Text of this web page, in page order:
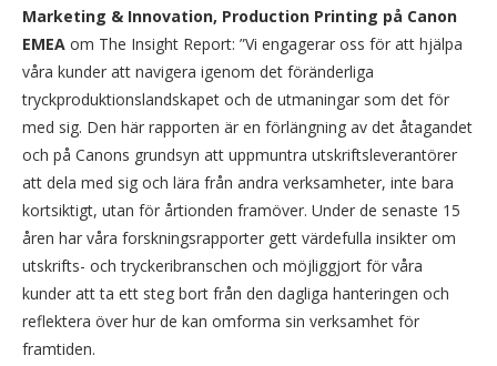
Marketing & Innovation, Production Printing på Canon
EMEA om The Insight Report: ”Vi engagerar oss för att hjälpa
våra kunder att navigera igenom det föränderliga
tryckproduktionslandskapet och de utmaningar som det för
med sig. Den här rapporten är en förlängning av det åtagandet
och på Canons grundsyn att uppmuntra utskriftsleverantörer
att dela med sig och lära från andra verksamheter, inte bara
kortsiktigt, utan för årtionden framöver. Under de senaste 15
åren har våra forskningsrapporter gett värdefulla insikter om
utskrifts- och tryckeribranschen och möjliggjort för våra
kunder att ta ett steg bort från den dagliga hanteringen och
reflektera över hur de kan omforma sin verksamhet för
framtiden.